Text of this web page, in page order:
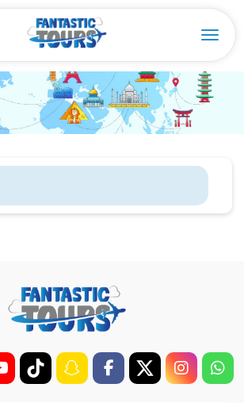
Toggle navigation